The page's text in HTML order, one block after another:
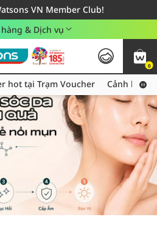
VN Member Club!
cho đơn hàng từ 249,000Đ
Áp dụng khu vực TP. Hồ Chí Minh
& Dịch vụ
0
Thu thập thêm voucher hot tại Trạm Voucher
hot tại Trạm Voucher Cảnh báo